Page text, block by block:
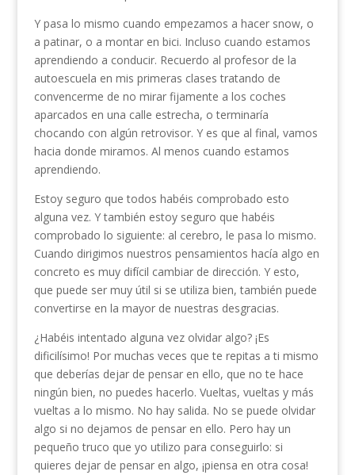
Y pasa lo mismo cuando empezamos a hacer snow, o
a patinar, o a montar en bici. Incluso cuando estamos
aprendiendo a conducir. Recuerdo al profesor de la
autoescuela en mis primeras clases tratando de
convencerme de no mirar fijamente a los coches
aparcados en una calle estrecha, o terminaría
chocando con algún retrovisor. Y es que al final, vamos
hacia donde miramos. Al menos cuando estamos
aprendiendo.
Estoy seguro que todos habéis comprobado esto
alguna vez. Y también estoy seguro que habéis
comprobado lo siguiente: al cerebro, le pasa lo mismo.
Cuando dirigimos nuestros pensamientos hacía algo en
concreto es muy difícil cambiar de dirección. Y esto,
que puede ser muy útil si se utiliza bien, también puede
convertirse en la mayor de nuestras desgracias.
¿Habéis intentado alguna vez olvidar algo? ¡Es
dificilísimo! Por muchas veces que te repitas a ti mismo
que deberías dejar de pensar en ello, que no te hace
ningún bien, no puedes hacerlo. Vueltas, vueltas y más
vueltas a lo mismo. No hay salida. No se puede olvidar
algo si no dejamos de pensar en ello. Pero hay un
pequeño truco que yo utilizo para conseguirlo: si
quieres dejar de pensar en algo, ¡piensa en otra cosa!